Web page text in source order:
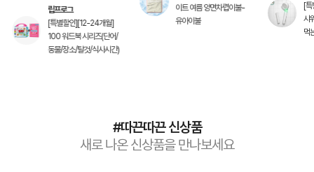
립프로그
[특별할인][12-24개월]
100 워드북 시리즈(단어/
동물/장소/탈것/식사시간)
이트 여름 양면차렵이불-
유아이불
[
샤
먹
#따끈따끈 신상품
새로 나온 신상품을 만나보세요